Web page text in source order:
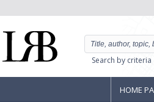
Search by criteria
HOME